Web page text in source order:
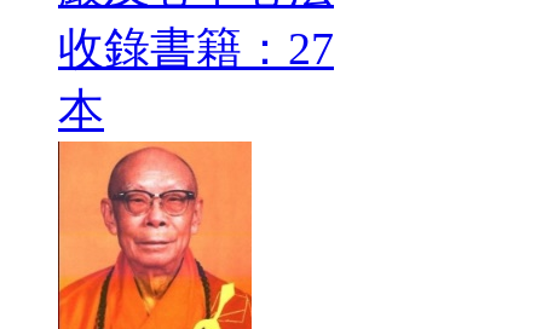
收錄書籍：27
本